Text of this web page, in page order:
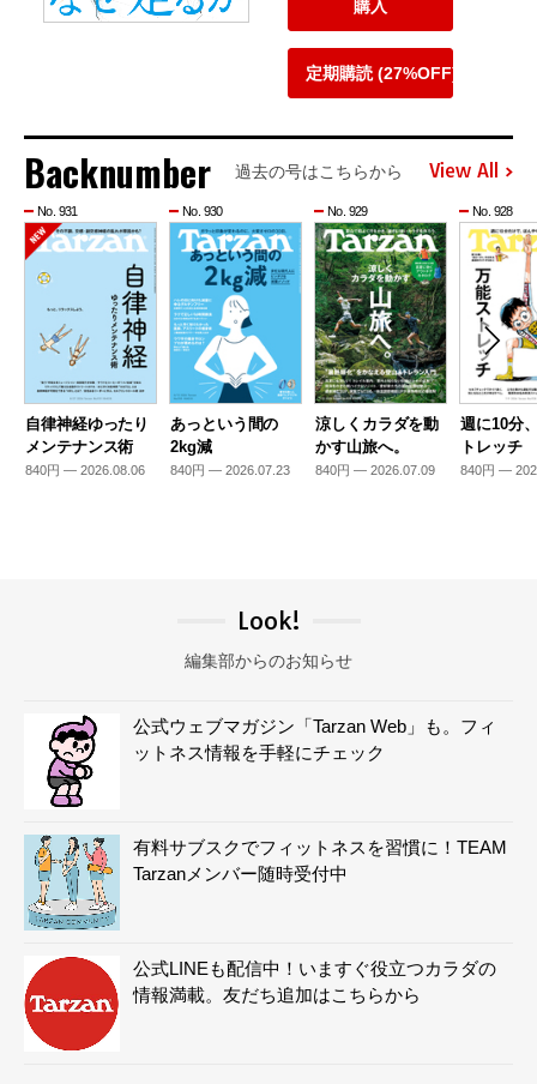
購入
定期購読 (27%OFF)
Backnumber 過去の号はこちらから View All
No. 931
自律神経ゆったり
メンテナンス術
840円 — 2026.08.06
No. 930
あっという間の
2kg減
840円 — 2026.07.23
No. 929
涼しくカラダを動
かす山旅へ。
840円 — 2026.07.09
No. 928
週に10分
トレッチ
840円 —
Look!
編集部からのお知らせ
公式ウェブマガジン「Tarzan Web」も。フィ
ットネス情報を手軽にチェック
有料サブスクでフィットネスを習慣に！TEAM
Tarzanメンバー随時受付中
公式LINEも配信中！いますぐ役立つカラダの
情報満載。友だち追加はこちらから